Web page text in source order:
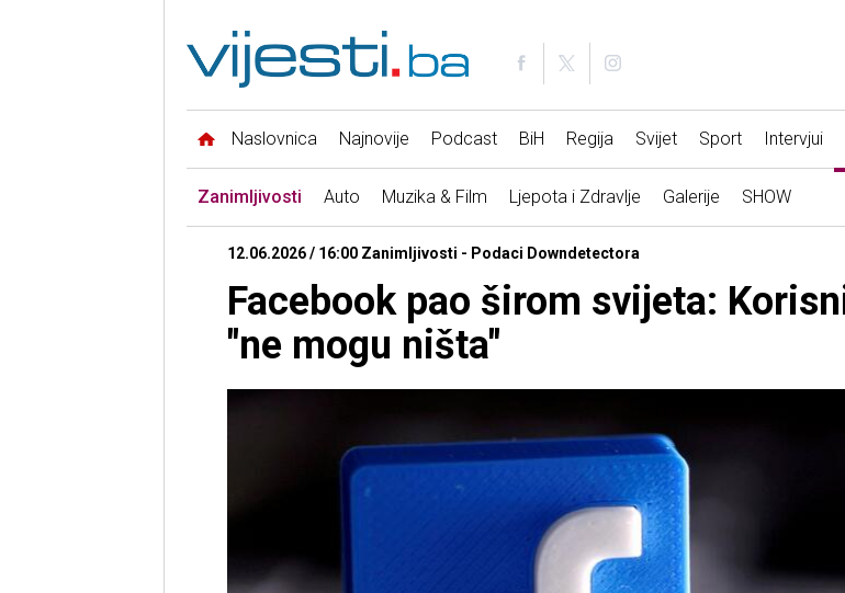
Naslovnica Najnovije Podcast BiH Regija Svijet Sport Intervjui
Zanimljivosti Auto Muzika & Film Ljepota i Zdravlje Galerije SHOW
12.06.2026 / 16:00 Zanimljivosti - Podaci Downdetectora
Facebook pao širom svijeta:
"ne mogu ništa"